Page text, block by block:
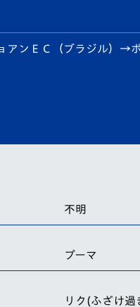
ンＥＣ（ブラジル）→
不明
プーマ
リク(ふざけ過